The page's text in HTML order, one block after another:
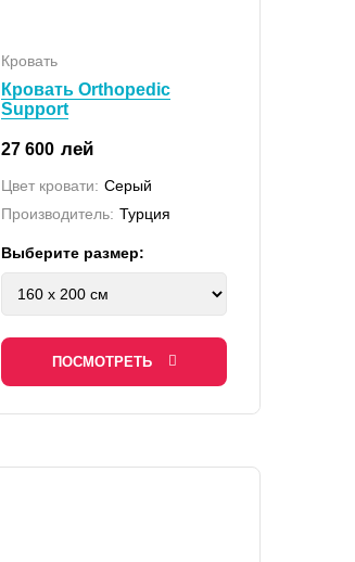
Кровать
Кровать Orthopedic
Support
27 600 лей
Цвет кровати: Серый
Производитель: Турция
Выберите размер:
ПОСМОТРЕТЬ